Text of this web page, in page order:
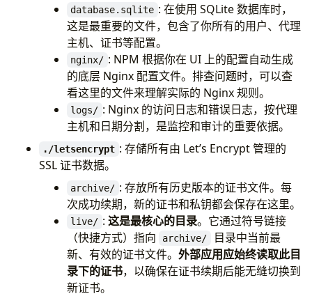
MYSQL_USER:
'npm'
MYSQL_PASSWORD : 'npm'
# 请修改为更安全的密码
volumes
:
- ./mysql:/var/lib/mysql
image : 'postgres:latest'
restart :
unless-stopped
environment:
POSTGRES_USER: 'npm'
POSTGRES_PASSWORD: 'npmpass'
# 请修改为更安
POSTGRES_DB: 'npm'
volumes:
    └── renewal-hooks
database.sqlite : 在使用 SQLite 数据库时，
这是最重要的文件，包含了你所有的用户、代理
主机、证书等配置。
nginx/ : NPM 根据你在 UI 上的配置自动生成
的底层 Nginx 配置文件。排查问题时，可以查
看这里的文件来理解实际的 Nginx 规则。
logs/ : Nginx 的访问日志和错误日志，按代理
主机和日期分割，是监控和审计的重要依据。
./letsencrypt : 存储所有由 Let’s Encrypt 管理的
SSL 证书数据。
archive/ : 存放所有历史版本的证书文件。每
次成功续期，新的证书和私钥都会保存在这里。
live/ : 这是最核心的目录。它通过符号链接
（快捷方式）指向
archive/
目录中当前最
新、有效的证书文件。 外部应用应始终读取此目
录下的证书，以确保在证书续期后能无缝切换到
新证书。